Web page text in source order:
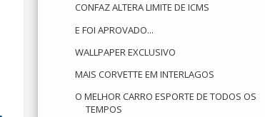
CONFAZ ALTERA LIMITE DE ICMS
E FOI APROVADO...
WALLPAPER EXCLUSIVO
MAIS CORVETTE EM INTERLAGOS
O MELHOR CARRO ESPORTE DE TODOS OS
TEMPOS